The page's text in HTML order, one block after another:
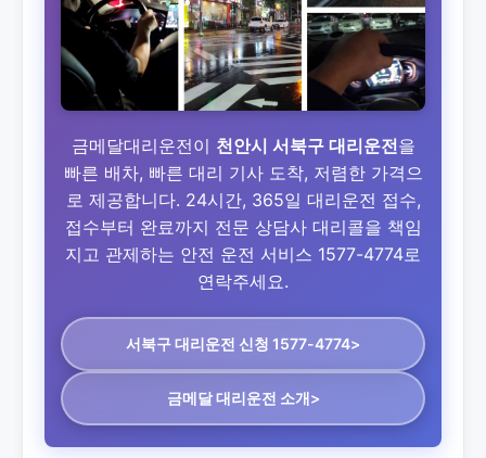
금메달대리운전이 천안시 서북구 대리운전을
빠른 배차, 빠른 대리 기사 도착, 저렴한 가격으
로 제공합니다. 24시간, 365일 대리운전 접수,
접수부터 완료까지 전문 상담사 대리콜을 책임
지고 관제하는 안전 운전 서비스 1577-4774로
연락주세요.
서북구 대리운전 신청 1577-4774>
금메달 대리운전 소개>